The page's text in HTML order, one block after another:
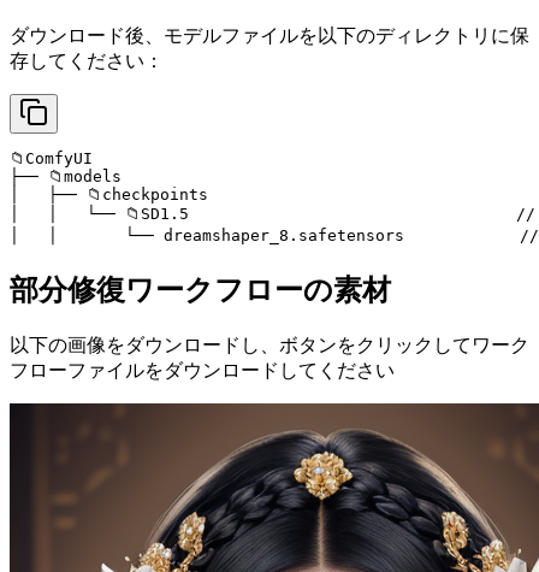
ダウンロード後、モデルファイルを以下のディレクトリに保
存してください：
📁ComfyUI
├── 📁models
│   ├── 📁checkpoints
│   │   └── 📁SD1.5                                  // 新しい
│   │       └── dreamshaper_8.safetensors            //
部分修復ワークフローの素材
以下の画像をダウンロードし、ボタンをクリックしてワーク
フローファイルをダウンロードしてください